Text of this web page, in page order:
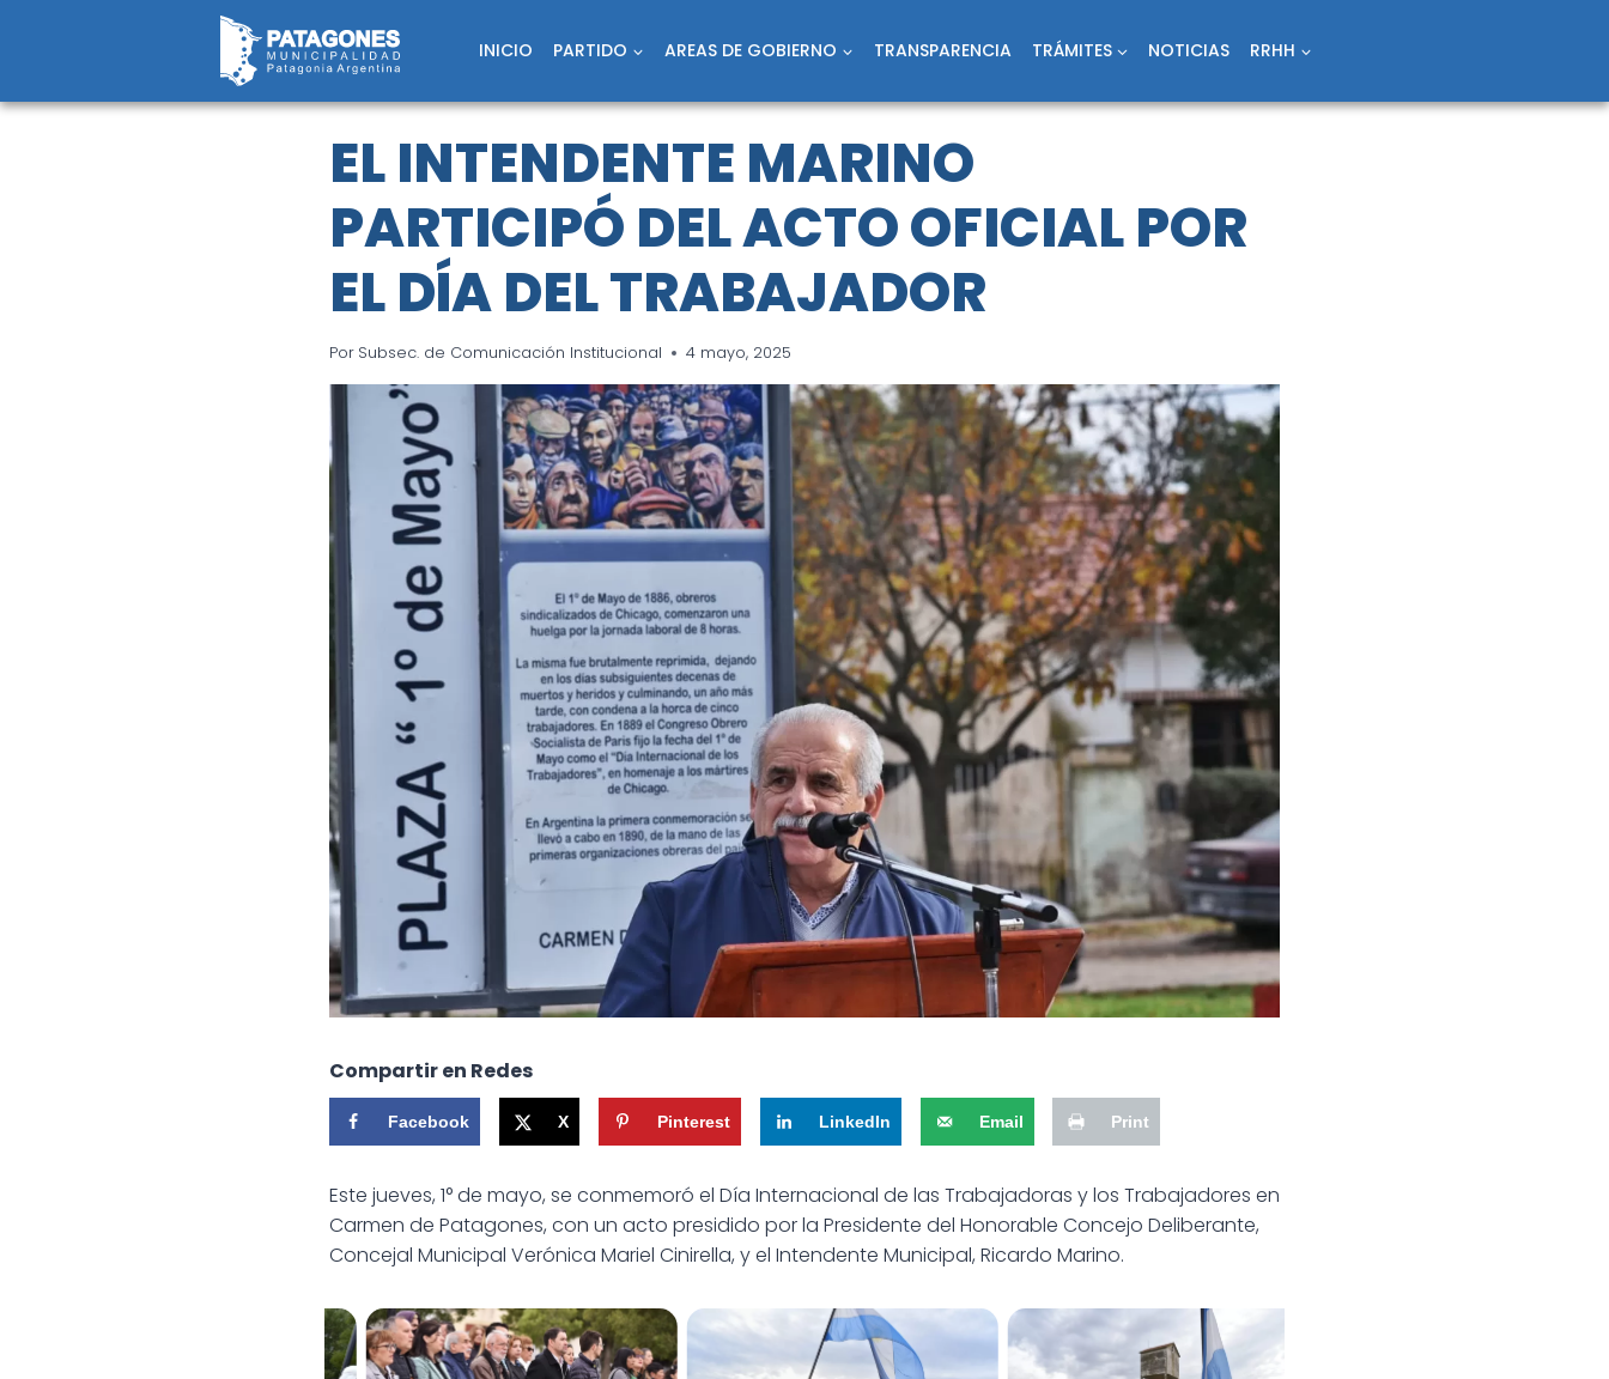
INICIO PARTIDO AREAS DE GOBIERNO TRANSPARENCIA TRÁMITES NOTICIAS RRHH
EL INTENDENTE MARINO
PARTICIPÓ DEL ACTO OFICIAL POR
EL DÍA DEL TRABAJADOR
Por Subsec. de Comunicación Institucional 4 mayo, 2025
Compartir en Redes
Facebook X Pinterest LinkedIn Email Print
Este jueves, 1° de mayo, se conmemoró el Día Internacional de las Trabajadoras y los Trabajadores en
Carmen de Patagones, con un acto presidido por la Presidente del Honorable Concejo Deliberante,
Concejal Municipal Verónica Mariel Cinirella, y el Intendente Municipal, Ricardo Marino.